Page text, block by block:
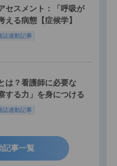
セスメント：「呼吸が
える病態【症候学】
誌連動記事
は？看護師に必要な
する力」を身につける
誌連動記事
記事一覧